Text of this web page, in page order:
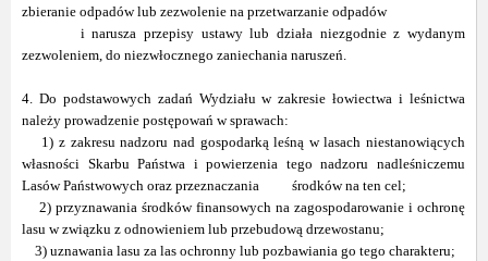
zbieranie odpadów lub zezwolenie na przetwarzanie odpadów
i narusza przepisy ustawy lub działa niezgodnie z wydanym
zezwoleniem, do niezwłocznego zaniechania naruszeń.
4. Do podstawowych zadań Wydziału w zakresie łowiectwa i leśnictwa
należy prowadzenie postępowań w sprawach:
1) z zakresu nadzoru nad gospodarką leśną w lasach niestanowiących
własności Skarbu Państwa i powierzenia tego nadzoru nadleśniczemu
Lasów Państwowych oraz przeznaczania środków na ten cel;
2) przyznawania środków finansowych na zagospodarowanie i ochronę
lasu w związku z odnowieniem lub przebudową drzewostanu;
3) uznawania lasu za las ochronny lub pozbawiania go tego charakteru;